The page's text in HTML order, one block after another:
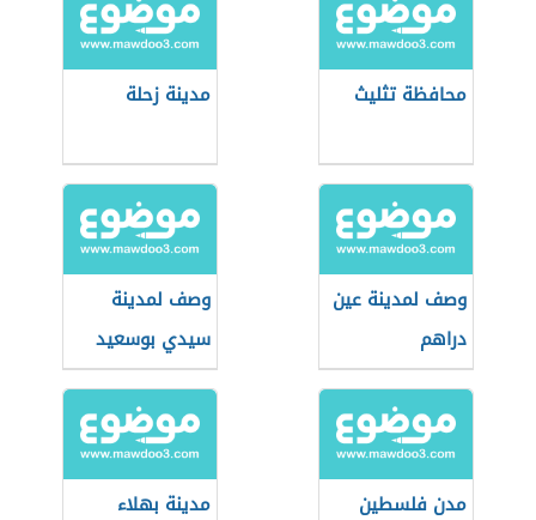
محافظة تثليث مدينة زحلة
وصف لمدينة عين
دراهم
وصف لمدينة
سيدي بوسعيد
مدن فلسطين مدينة بهلاء